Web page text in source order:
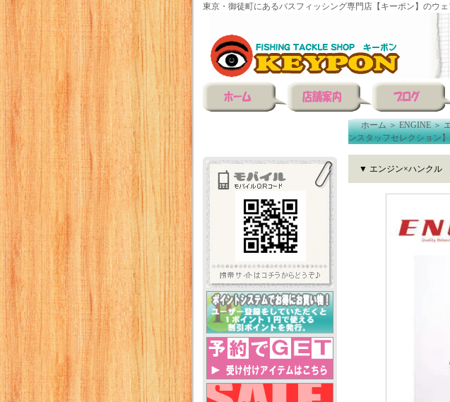
東京・御徒町にあるバスフィッシング専門店【キーポン】のウ
ホーム＞ENGINE＞
ンスタッフセレクション】
▼ エンジン×ハンクル